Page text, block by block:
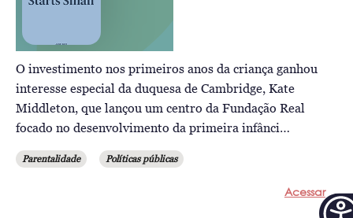
O investimento nos primeiros anos da criança ganhou
interesse especial da duquesa de Cambridge, Kate
Middleton, que lançou um centro da Fundação Real
focado no desenvolvimento da primeira infânci…
Parentalidade Políticas públicas
Acessar